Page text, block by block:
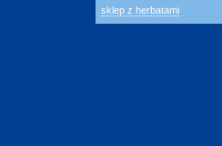
sklep z herbatami